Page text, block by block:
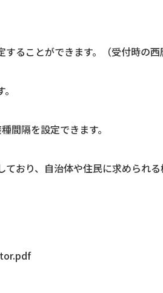
ることができます。（受付時の西
間隔を設定できます。
おり、自治体や住民に求められ